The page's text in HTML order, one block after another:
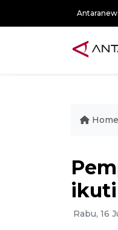
Home
ikuti
Rabu, 16